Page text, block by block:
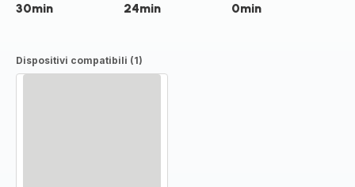
30min 24min 0min
Dispositivi compatibili (1)